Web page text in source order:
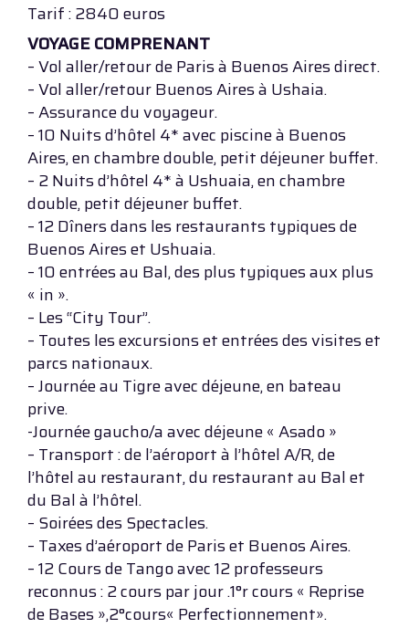
Tarif : 2840 euros
VOYAGE COMPRENANT
– Vol aller/retour de Paris à Buenos Aires direct.
– Vol aller/retour Buenos Aires à Ushaia.
– Assurance du voyageur.
– 10 Nuits d’hôtel 4* avec piscine à Buenos
Aires, en chambre double, petit déjeuner buffet.
– 2 Nuits d’hôtel 4* à Ushuaia, en chambre
double, petit déjeuner buffet.
– 12 Dîners dans les restaurants typiques de
Buenos Aires et Ushuaia.
– 10 entrées au Bal, des plus typiques aux plus
« in ».
– Les “City Tour”.
– Toutes les excursions et entrées des visites et
parcs nationaux.
– Journée au Tigre avec déjeune, en bateau
prive.
-Journée gaucho/a avec déjeune « Asado »
– Transport : de l’aéroport à l’hôtel A/R, de
l’hôtel au restaurant, du restaurant au Bal et
du Bal à l’hôtel.
– Soirées des Spectacles.
– Taxes d’aéroport de Paris et Buenos Aires.
– 12 Cours de Tango avec 12 professeurs
reconnus : 2 cours par jour .1°r cours « Reprise
de Bases »,2°cours« Perfectionnement».